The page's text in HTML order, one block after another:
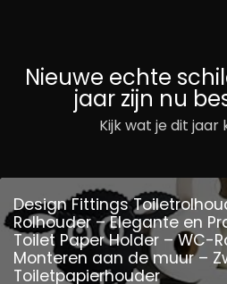
Nieuwe echte
jaar zijn nu
Kijk wat je dit jaar
Design Fittings
Rolhouder – Elegante en
Toilet Paper Holder – WC-
Monteren aan de muur –
Toiletpapierhouder